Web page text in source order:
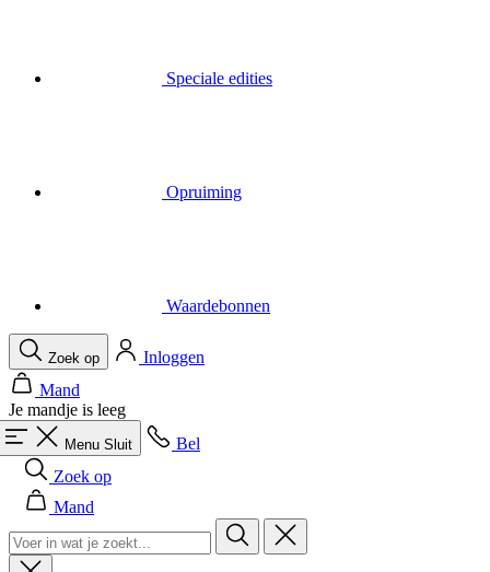
Je mandje is leeg
Menu Sluit
Bel
Zoek op
Mand
Heren
Alles in categorie Heren